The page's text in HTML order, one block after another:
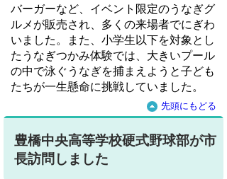
バーガーなど、イベント限定のうなぎグ
ルメが販売され、多くの来場者でにぎわ
いました。また、小学生以下を対象とし
たうなぎつかみ体験では、大きいプール
の中で泳ぐうなぎを捕まえようと子ども
たちが一生懸命に挑戦していました。
先頭にもどる
豊橋中央高等学校硬式野球部が市
長訪問しました